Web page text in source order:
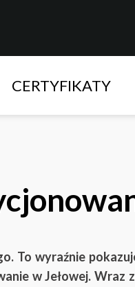
CERTYFIKATY
To wyraźnie
w Jełowej. Wraz